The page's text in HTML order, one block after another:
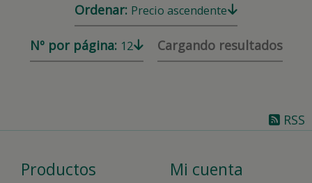
Ordenar: Precio ascendente
Nº por página: 12 Cargando resultados
RSS
Productos Mi cuenta